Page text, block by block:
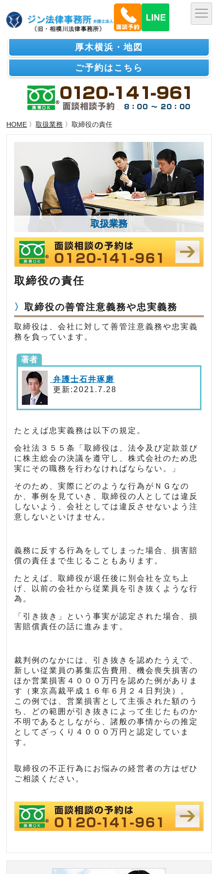
厚木横浜・地図
ご予約はこちら
HOME 〉取扱業務 〉取締役の責任
取扱業務
取締役の責任
取締役の善管注意義務や忠実義務
取締役は、会社に対して善管注意義務や忠実義
務を負っています。
著者
弁護士石井琢磨
更新:2021.7.28
たとえば忠実義務は以下の規定。
会社法３５５条「取締役は、法令及び定款並び
に株主総会の決議を遵守し、株式会社のため忠
実にその職務を行わなければならない。」
そのため、実際にどのような行為がＮＧなの
か、事例を見ていき、取締役の人としては違反
しないよう、会社としては違反させないよう注
意しないといけません。
義務に反する行為をしてしまった場合、損害賠
償の責任まで生じることもあります。
たとえば、取締役が退任後に別会社を立ち上
げ、以前の会社から従業員を引き抜くような行
為。
「引き抜き」という事実が認定された場合、損
害賠償責任の話に進みます。
裁判例のなかには、引き抜きを認めたうえで、
新しい従業員の募集広告費用、機会喪失損害の
ほか営業損害４０００万円を認めた例がありま
す（東京高裁平成１６年６月２４日判決）。
この例では、営業損害として主張された額のう
ち、どの範囲が引き抜きによって生じたものか
不明であるとしながら、諸般の事情からの推定
としてざっくり４０００万円と認定していま
す。
取締役の不正行為にお悩みの経営者の方はぜひ
ご相談ください。